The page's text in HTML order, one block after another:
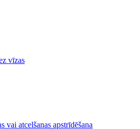
vīzas
vai atcelšanas apstrīdēšana